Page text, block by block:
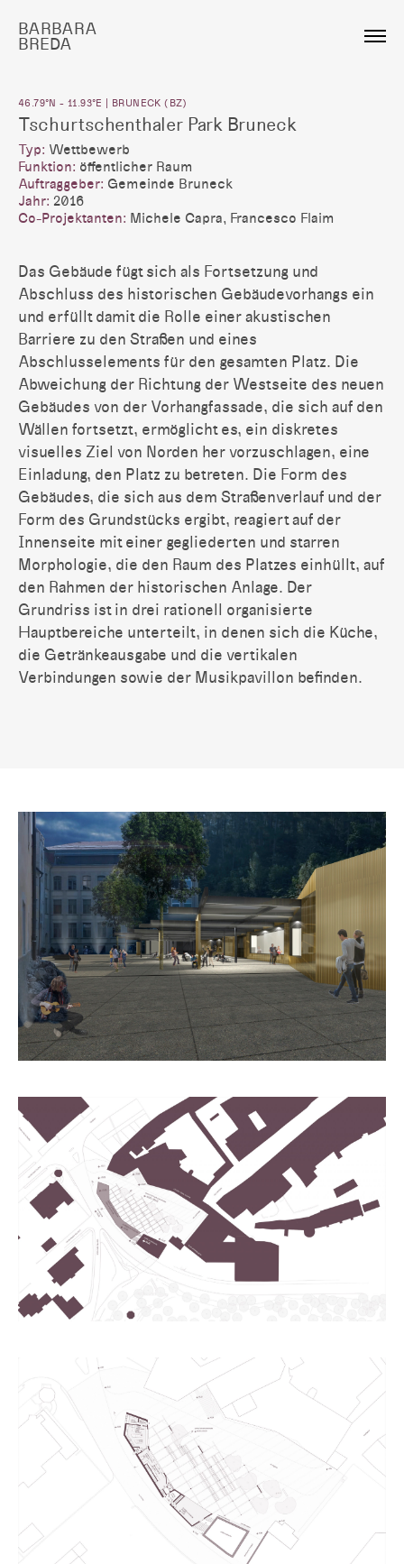
BARBARA
BREDA
46.79°N - 11.93°E | BRUNECK (BZ)
Tschurtschenthaler Park Bruneck
Typ: Wettbewerb
Funktion: öffentlicher Raum
Auftraggeber: Gemeinde Bruneck
Jahr: 2016
Co-Projektanten: Michele Capra, Francesco Flaim
Das Gebäude fügt sich als Fortsetzung und
Abschluss des historischen Gebäudevorhangs ein
und erfüllt damit die Rolle einer akustischen
Barriere zu den Straßen und eines
Abschlusselements für den gesamten Platz. Die
Abweichung der Richtung der Westseite des neuen
Gebäudes von der Vorhangfassade, die sich auf den
Wällen fortsetzt, ermöglicht es, ein diskretes
visuelles Ziel von Norden her vorzuschlagen, eine
Einladung, den Platz zu betreten. Die Form des
Gebäudes, die sich aus dem Straßenverlauf und der
Form des Grundstücks ergibt, reagiert auf der
Innenseite mit einer gegliederten und starren
Morphologie, die den Raum des Platzes einhüllt, auf
den Rahmen der historischen Anlage. Der
Grundriss ist in drei rationell organisierte
Hauptbereiche unterteilt, in denen sich die Küche,
die Getränkeausgabe und die vertikalen
Verbindungen sowie der Musikpavillon befinden.